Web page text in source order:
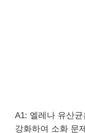
A1: 엘레나 유산
강화하여 소화 문